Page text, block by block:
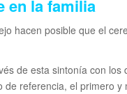
en la familia
hacen posible que el
de esta sintonía con
de referencia, el primero